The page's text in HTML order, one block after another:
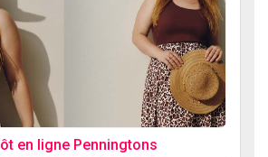
en ligne Penningtons